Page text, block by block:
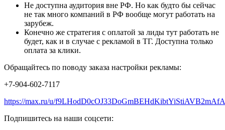
Не доступна аудитория вне РФ. Но как будто бы сейчас
не так много компаний в РФ вообще могут работать на
зарубеж.
Конечно же стратегия с оплатой за лиды тут работать не
будет, как и в случае с рекламой в ТГ. Доступна только
оплата за клики.
Обращайтесь по поводу заказа настройки рекламы:
+7-904-602-7117
https://max.ru/u/
Подпишитесь на наши соцсети: